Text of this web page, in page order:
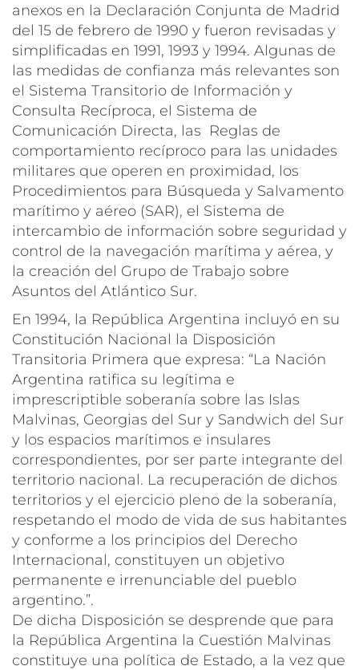
anexos en la Declaración Conjunta de Madrid
del 15 de febrero de 1990 y fueron revisadas y
simplificadas en 1991, 1993 y 1994. Algunas de
las medidas de confianza más relevantes son
el Sistema Transitorio de Información y
Consulta Recíproca, el Sistema de
Comunicación Directa, las Reglas de
comportamiento recíproco para las unidades
militares que operen en proximidad, los
Procedimientos para Búsqueda y Salvamento
marítimo y aéreo (SAR), el Sistema de
intercambio de información sobre seguridad y
control de la navegación marítima y aérea, y
la creación del Grupo de Trabajo sobre
Asuntos del Atlántico Sur.
En 1994, la República Argentina incluyó en su
Constitución Nacional la Disposición
Transitoria Primera que expresa: “La Nación
Argentina ratifica su legítima e
imprescriptible soberanía sobre las Islas
Malvinas, Georgias del Sur y Sandwich del Sur
y los espacios marítimos e insulares
correspondientes, por ser parte integrante del
territorio nacional. La recuperación de dichos
territorios y el ejercicio pleno de la soberanía,
respetando el modo de vida de sus habitantes
y conforme a los principios del Derecho
Internacional, constituyen un objetivo
permanente e irrenunciable del pueblo
argentino.”.
De dicha Disposición se desprende que para
la República Argentina la Cuestión Malvinas
constituye una política de Estado, a la vez que